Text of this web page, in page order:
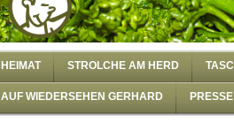
HEIMAT STROLCHE AM HERD
AUF WIEDERSEHEN GERHARD PRESSE